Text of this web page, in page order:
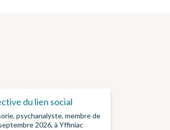
du lien social
psychanalyste, membre de
septembre 2026, à Yffiniac